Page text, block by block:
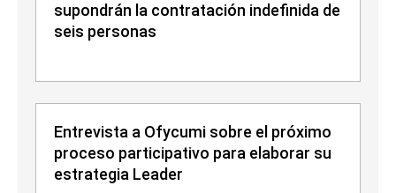
supondrán la contratación indefinida de
seis personas
Entrevista a Ofycumi sobre el próximo
proceso participativo para elaborar su
estrategia Leader